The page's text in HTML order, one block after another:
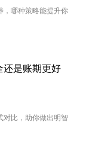
，哪种策略能提升你
还是账期更好
对比，助你做出明智